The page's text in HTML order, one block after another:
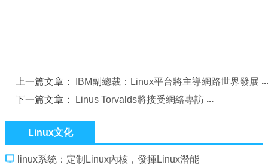
上一篇文章：
IBM副總裁：Linux平台將主導網路世界發展
下一篇文章：
Linus Torvalds將接受網絡專訪
Linux文化
linux系統：定制Linux內核，發揮Linux潛能